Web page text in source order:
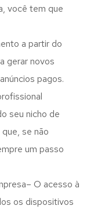
você tem que
a partir do
gerar novos
pagos.
seu nicho de
se não
um passo
O acesso à
os dispositivos